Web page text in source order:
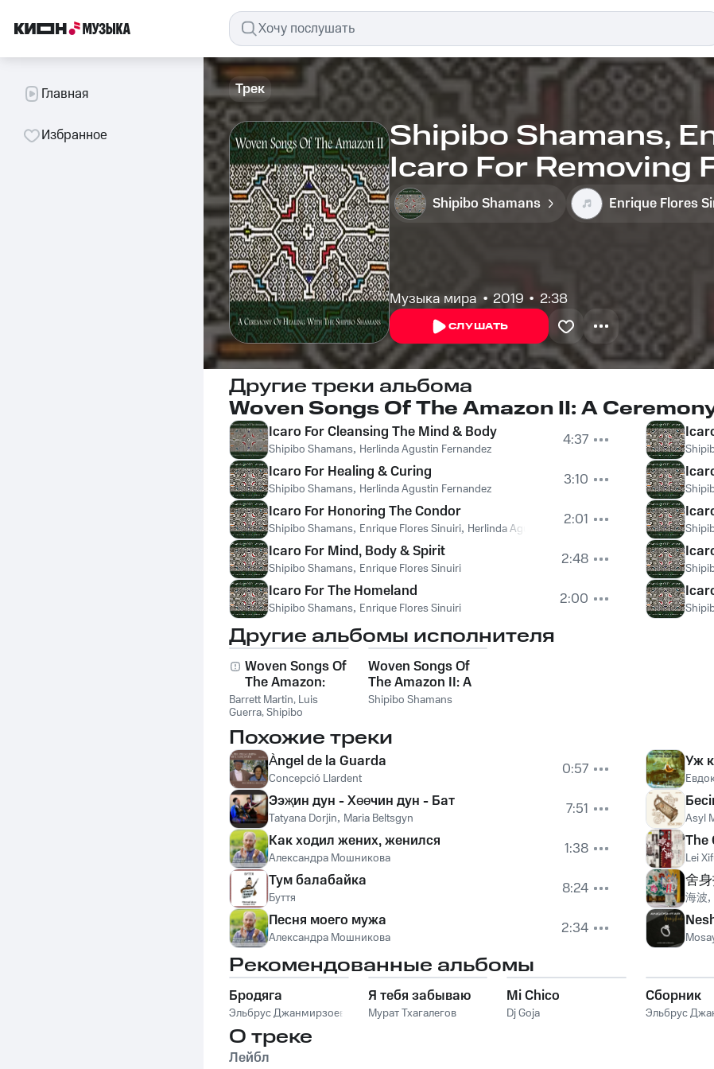
Главная
Избранное
Трек
Shipibo Shamans,
Icaro For Removing
Shipibo Shamans Enrique Flores
Музыка мира 2019 2:38
СЛУШАТЬ
Другие треки альбома
Woven Songs Of The Amazon II: A
Icaro For Cleansing The Mind & Body
Shipibo Shamans, Herlinda Agustin Fernandez
4:37
Icaro For Healing & Curing
Shipibo Shamans, Herlinda Agustin Fernandez
3:10
Icaro For Honoring The Condor
Shipibo Shamans, Enrique Flores Sinuiri, Herlinda Agustin Fernandez
2:01
Icaro For Mind, Body & Spirit
Shipibo Shamans, Enrique Flores Sinuiri
2:48
Icaro For The Homeland
Shipibo Shamans, Enrique Flores Sinuiri 2:00
Другие альбомы исполнителя
Woven Songs Of
The Amazon:
Healing Icaros Of
The Shipibo
Shamans
Barrett Martin, Luis
Guerra,Shipibo
Woven Songs Of
The Amazon II: A
Ceremony Of
Shipibo Shamans
Shipibo Shamans
Похожие треки
Àngel de la Guarda
Concepció Llardent
0:57
Ээҗин дун - Хөөчин дун - Бат
Tatyana Dorjin, Maria Beltsgyn
7:51
Как ходил жених, женился
Александра Мошникова
1:38
Тум балабайка
Буття
8:24
Песня моего мужа
Александра Мошникова 2:34
Уж
Asyl
The
Lei
舍
海波,
Рекомендованные альбомы
Бродяга
Эльбрус Джанмирзоев
Я тебя забываю
Мурат Тхагалегов
Mi Chico
Dj Goja
Сборник
Эльбрус
О треке
Лейбл